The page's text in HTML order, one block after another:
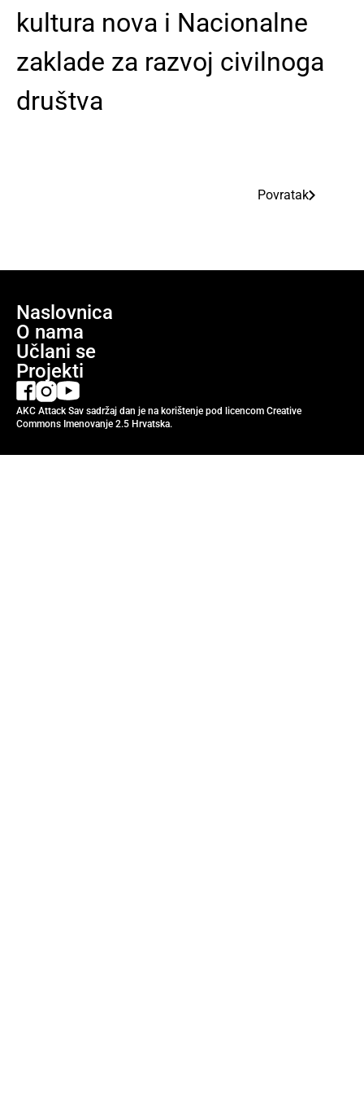
kultura nova i Nacionalne
zaklade za razvoj civilnoga
društva
Povratak
Naslovnica
O nama
Učlani se
Projekti
AKC Attack Sav sadržaj dan je na korištenje pod licencom Creative
Commons Imenovanje 2.5 Hrvatska.